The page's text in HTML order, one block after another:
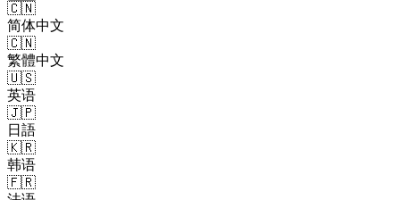
🇨🇳
简体中文
🇨🇳
繁體中文
🇺🇸
英语
🇯🇵
日語
🇰🇷
韩语
🇫🇷